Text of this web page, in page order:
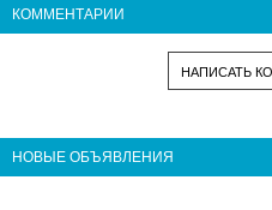
КОММЕНТАРИИ
НАПИСАТЬ
НОВЫЕ ОБЪЯВЛЕНИЯ